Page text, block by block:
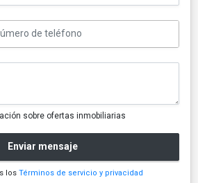
sobre ofertas inmobiliarias
Enviar mensaje
los Términos de servicio y privacidad